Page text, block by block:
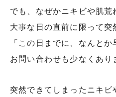
でも、なぜかニキビや肌荒
大事な日の直前に限って突
「この日までに、なんと
お問い合わせも少なくあり
突然できてしまったニキビ